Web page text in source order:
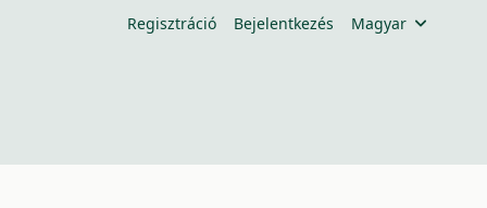
Regisztráció Bejelentkezés Magyar